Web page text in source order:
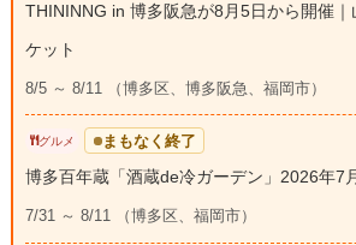
THININNG in 博多阪急が8月5日から開催
ケット
8/5 ～ 8/11 （博多区、博多阪急、福岡市）
グルメ まもなく終了
博多百年蔵「酒蔵de冷ガーデン」2026年7
7/31 ～ 8/11 （博多区、福岡市）